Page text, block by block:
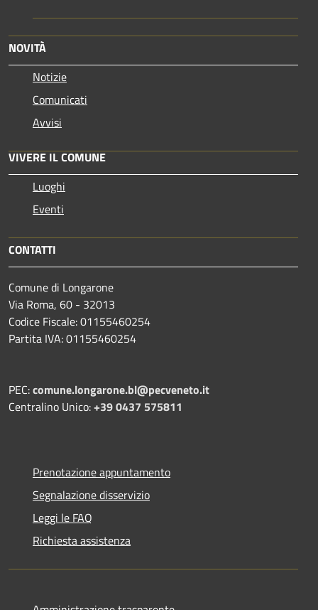
NOVITÀ
Notizie
Comunicati
Avvisi
VIVERE IL COMUNE
Luoghi
Eventi
CONTATTI
Comune di Longarone
Via Roma, 60 - 32013
Codice Fiscale: 01155460254
Partita IVA: 01155460254
PEC:comune.longarone.bl@pecveneto.it
Centralino Unico:+39 0437 575811
Prenotazione appuntamento
Segnalazione disservizio
Leggi le FAQ
Richiesta assistenza